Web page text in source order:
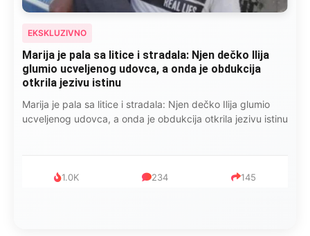
EKSKLUZIVNO
Marija je pala sa litice i stradala: Njen dečko Ilija
glumio ucveljenog udovca, a onda je obdukcija
otkrila jezivu istinu
Marija je pala sa litice i stradala: Njen dečko Ilija glumio
ucveljenog udovca, a onda je obdukcija otkrila jezivu istinu
1.0K 234 145